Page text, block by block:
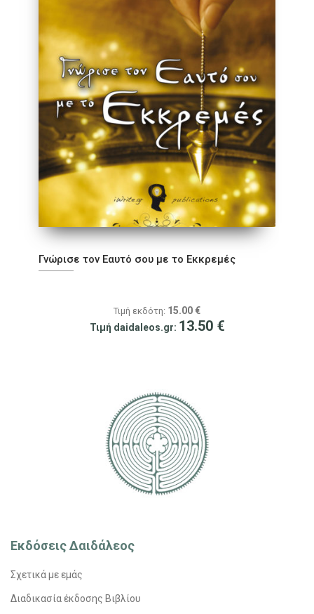
Γνώρισε τον Εαυτό σου με το Εκκρεμές
Τιμή εκδότη: 15.00 €
Τιμή daidaleos.gr: 13.50 €
Εκδόσεις Δαιδάλεος
Σχετικά με εμάς
Διαδικασία έκδοσης Βιβλίου